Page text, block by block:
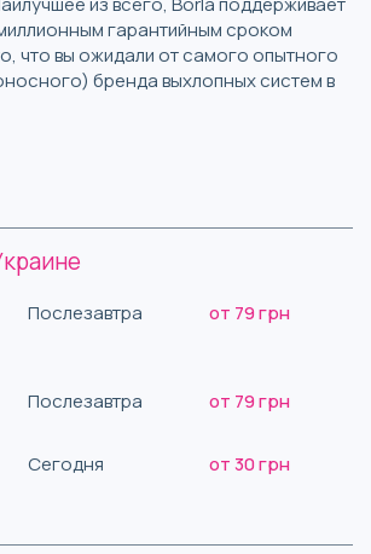
гарантийным сроком
что вы ожидали от самого опытного
бренда выхлопных систем в
Послезавтра от 79 грн
Послезавтра от 79 грн
Сегодня от 30 грн